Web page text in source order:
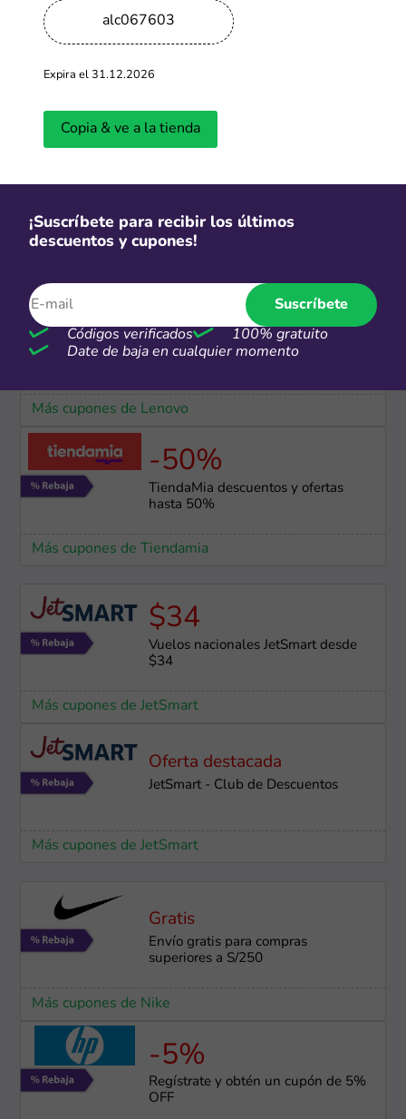
Envío gratis
Más cupones de ASUS
Más cupones de Hiraoka
CSI
Envío gratis + Hasta 9 cuotas s/i en
Más cupones de Lenovo
-50%
TiendaMia descuentos y ofertas
hasta 50%
Más cupones de Tiendamia
$34
Vuelos nacionales JetSmart desde
$34
Más cupones de JetSmart
Oferta destacada
JetSmart - Club de Descuentos
Más cupones de JetSmart
Gratis
Envío gratis para compras
superiores a S/250
Más cupones de Nike
-5%
Regístrate y obtén un cupón de 5%
OFF
alc067603
Expira el 31.12.2026
Copia & ve a la tienda
¡Suscríbete para recibir los últimos
descuentos y cupones!
Suscríbete
Códigos verificados
100% gratuito
Date de baja en cualquier momento